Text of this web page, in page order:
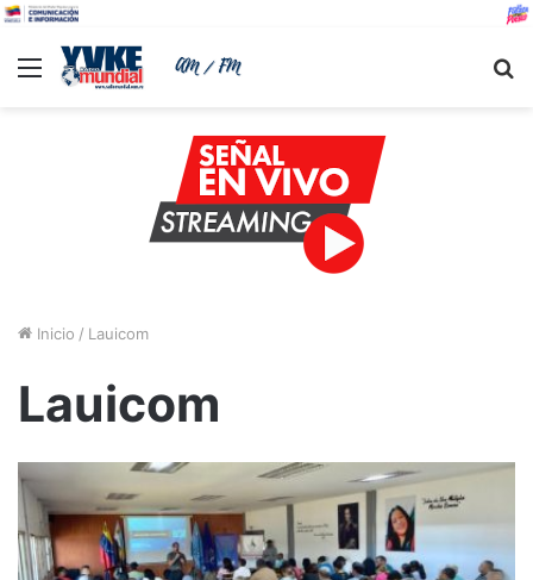
Menu
Inicio / Lauicom
Lauicom